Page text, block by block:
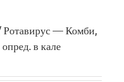
— Комби,
опред. в кале